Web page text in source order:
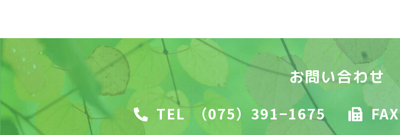
お問い合わせ
TEL （075）391−1675 FAX